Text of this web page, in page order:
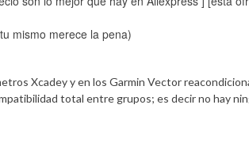
mismo merece la pena)
Xcadey y en los Garmin Vector
total entre grupos; es decir no hay